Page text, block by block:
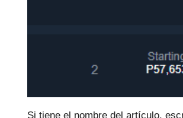
Si tiene el nombre del artículo,